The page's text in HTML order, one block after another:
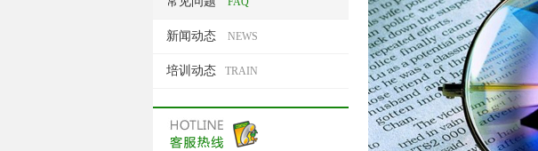
新闻动态 NEWS
培训动态 TRAIN